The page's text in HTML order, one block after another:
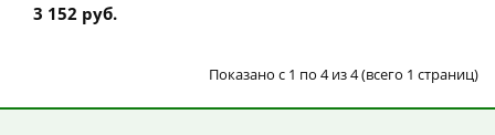
3 152 руб.
Показано с 1 по 4 из 4 (всего 1 страниц)